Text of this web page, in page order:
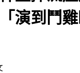
重摔流
演到鬥